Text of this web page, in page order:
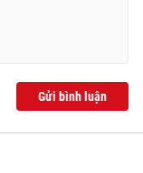
Gửi bình luận